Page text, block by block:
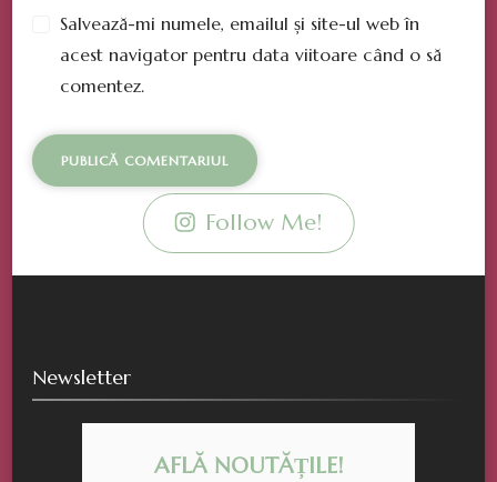
Salvează-mi numele, emailul și site-ul web în
acest navigator pentru data viitoare când o să
comentez.
Follow Me!
Newsletter
AFLĂ NOUTĂȚILE!